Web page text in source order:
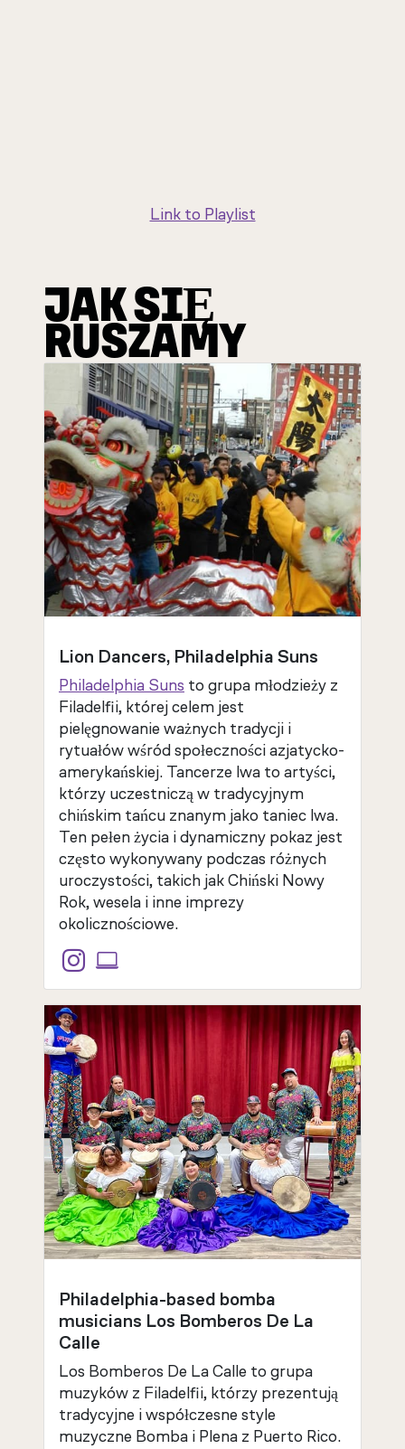
Link to Playlist
JAK SIĘ
RUSZAMY
Lion Dancers, Philadelphia Suns
Philadelphia Suns to grupa młodzieży z
Filadelfii, której celem jest
pielęgnowanie ważnych tradycji i
rytuałów wśród społeczności azjatycko-
amerykańskiej. Tancerze lwa to artyści,
którzy uczestniczą w tradycyjnym
chińskim tańcu znanym jako taniec lwa.
Ten pełen życia i dynamiczny pokaz jest
często wykonywany podczas różnych
uroczystości, takich jak Chiński Nowy
Rok, wesela i inne imprezy
okolicznościowe.
Philadelphia-based bomba
musicians Los Bomberos De La
Calle
Los Bomberos De La Calle to grupa
muzyków z Filadelfii, którzy prezentują
tradycyjne i współczesne style
muzyczne Bomba i Plena z Puerto Rico.